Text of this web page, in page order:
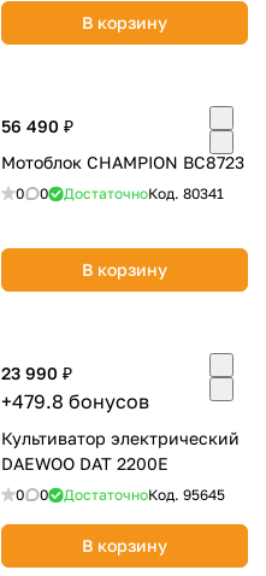
В корзину
56 490 ₽
Мотоблок CHAMPION BC8723
0 0 ДостаточноКод. 80341
В корзину
23 990 ₽
+479.8 бонусов
Культиватор электрический
DAEWOO DAT 2200E
0 0 ДостаточноКод. 95645
В корзину